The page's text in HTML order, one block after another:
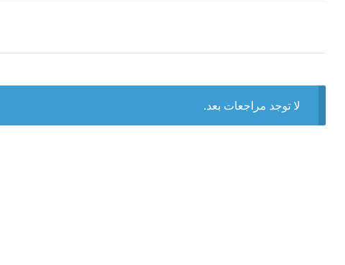
لا توجد مراجعات بعد.